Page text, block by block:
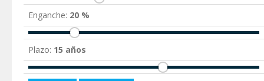
Enganche: 20 %
Plazo: 15 años